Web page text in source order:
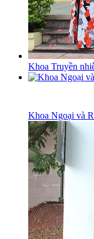
Khoa Truyền
Khoa Ngoại và